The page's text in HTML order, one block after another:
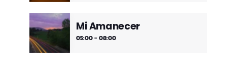
Mi Amanecer
05:00 - 08:00